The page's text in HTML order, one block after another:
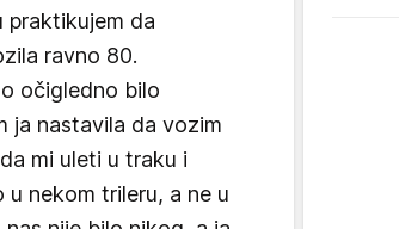
praktikujem da
ravno 80.
očigledno bilo
ja nastavila da vozim
mi uleti u traku i
nekom trileru, a ne u